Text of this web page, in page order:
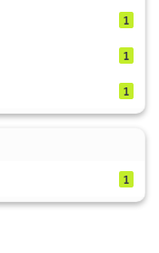
1
1
1
1